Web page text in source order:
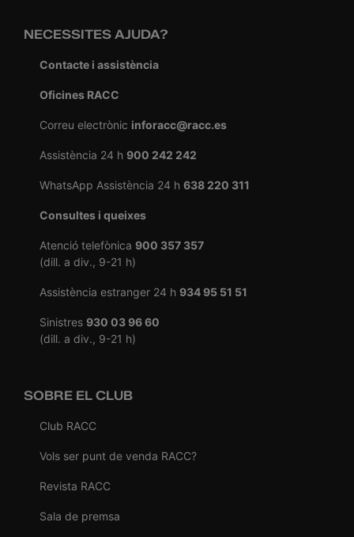
NECESSITES AJUDA?
Contacte i assistència
Oficines RACC
Correu electrònic inforacc@racc.es
Assistència 24 h 900 242 242
WhatsApp Assistència 24 h 638 220 311
Consultes i queixes
Atenció telefònica 900 357 357
(dill. a div., 9-21 h)
Assistència estranger 24 h 934 95 51 51
Sinistres 930 03 96 60
(dill. a div., 9-21 h)
SOBRE EL CLUB
Club RACC
Vols ser punt de venda RACC?
Revista RACC
Sala de premsa